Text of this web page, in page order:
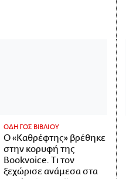
ΟΔΗΓΟΣ ΒΙΒΛΙΟΥ
Ο «Καθρέφτης» βρέθηκε
στην κορυφή της
Bookvoice. Τι τον
ξεχώρισε ανάμεσα στα